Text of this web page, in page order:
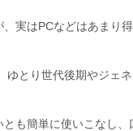
実はPCなどはあまり
とり世代後期やジェ
も簡単に使いこなし